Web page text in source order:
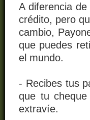
A diferencia
crédito, pero
cambio,
que puedes
el mundo.
- Recibes tus
que tu
extravíe.